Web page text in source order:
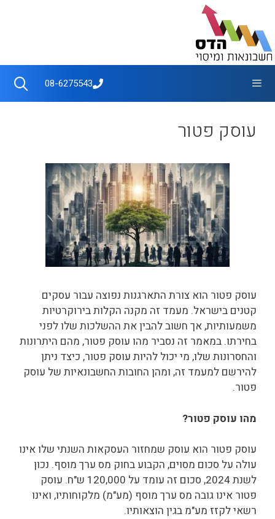
08-6275543
עוסק פטור
עוסק פטור הוא צורת התארגנות נפוצה עבור עסקים
קטנים בישראל. מעמד זה מקנה הקלות בירוקרטיות
משמעותיות, אך חשוב להבין את ההשלכות שלו לפני
בחירתו. במאמר זה נסביר מהו עוסק פטור, מהם היתרונות
והחסרונות שלו, מי יכול להיות עוסק פטור, כיצד ניתן
להירשם למעמד זה, ומהן החובות החשבונאיות של עוסק
פטור.
מהו עוסק פטור?
עוסק פטור הוא עוסק שמחזור העסקאות השנתי שלו אינו
עולה על סכום מסוים, הקבוע בחוק מס ערך מוסף. נכון
לשנת 2024, סכום זה עומד על 120,000 ש"ח. עוסק
פטור אינו גובה מס ערך מוסף (מע"מ) מלקוחותיו, ואינו
רשאי לקזז מע"מ בגין הוצאותיו.